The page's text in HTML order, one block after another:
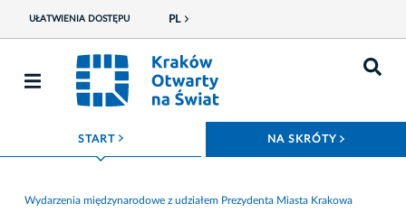
UŁATWIENIA DOSTĘPU PL
START ROZWIŃ MENU NA SKRÓTY
Wydarzenia międzynarodowe z udziałem Prezydenta Miasta Krakowa